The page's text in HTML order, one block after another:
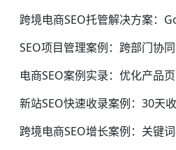
SEO项目管理案例：跨部门协
新站SEO快速收录案例：30天
跨境电商SEO增长案例：关键